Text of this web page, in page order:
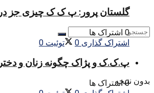
بدون نتیجه
گلستان پرور: پ ک ک چیزی جز
0 اشتراک ها
اشتراک گذاری 0 توئیت 0
پ.ک.ک و پژاک چگونه زنان و
0 اشتراک ها